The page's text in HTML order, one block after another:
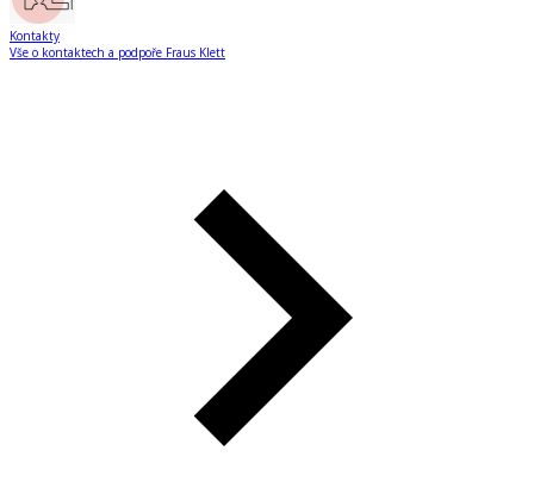
Kontakty
Vše o kontaktech a podpoře Fraus Klett